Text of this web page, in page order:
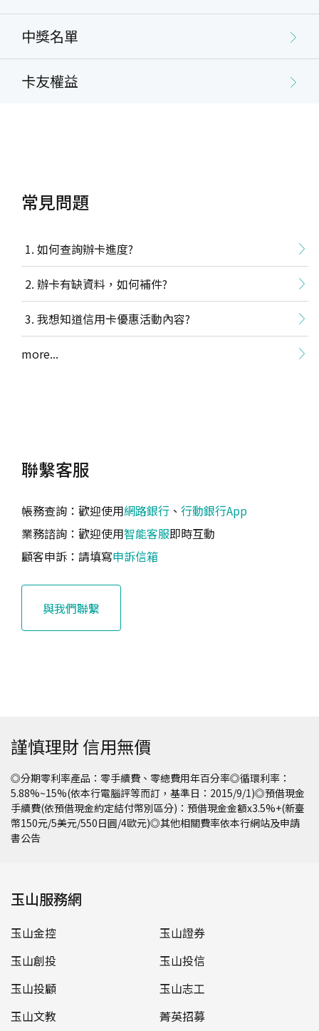
中獎名單
卡友權益
常見問題
如何查詢辦卡進度?
辦卡有缺資料，如何補件?
我想知道信用卡優惠活動內容?
more...
聯繫客服
帳務查詢：歡迎使用網路銀行 、 行動銀行App
業務諮詢：歡迎使用智能客服即時互動
顧客申訴：請填寫申訴信箱
與我們聯繫
謹慎理財 信用無價
◎分期零利率產品：零手續費、零總費用年百分率◎循環利率：
5.88%~15%(依本行電腦評等而訂，基準日：2015/9/1)◎預借現金
手續費(依預借現金約定結付幣別區分)：預借現金金額x3.5%+(新臺
幣150元/5美元/550日圓/4歐元)◎其他相關費率依本行網站及申請
書公告
玉山服務網
玉山金控
玉山證券
玉山創投
玉山投信
玉山投顧
玉山志工
玉山文教
菁英招募